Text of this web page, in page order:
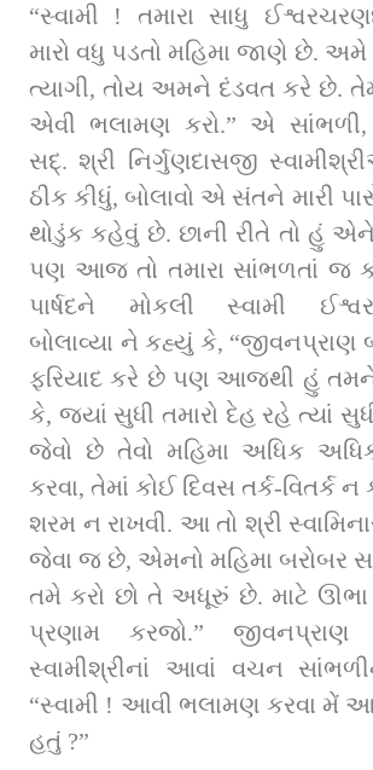
“સ્વામી ! તમારા સાધુ
મારો વધુ પડતો મહિમા જાણે છે.
ત્યાગી, તોય અમને દંડવત કરે છે.
એવી ભલામણ કરો.” એ સાંભળી,
સદ્. શ્રી નિર્ગુણદાસજી
ઠીક કીધું, બોલાવો એ સંતને મારી
થોડુંક કહેવું છે. છાની રીતે તો હું
પણ આજ તો તમારા સાંભળતાં જ
પાર્ષદને મોકલી સ્વામી
બોલાવ્યા ને કહ્યું કે, “જીવનપ્રાણ
ફરિયાદ કરે છે પણ આજથી હું
કે, જ્યાં સુધી તમારો દેહ રહે ત્યાં
જેવો છે તેવો મહિમા અધિક
કરવા, તેમાં કોઈ દિવસ તર્ક-વિતર્ક ન
શરમ ન રાખવી. આ તો શ્રી
જેવા જ છે, એમનો મહિમા
તમે કરો છો તે અધૂરું છે. માટે ઊભા
પ્રણામ કરજો.” જીવનપ્રાણ
સ્વામીશ્રીનાં આવાં વચન
“સ્વામી ! આવી ભલામણ કરવા મેં
હતું ?”